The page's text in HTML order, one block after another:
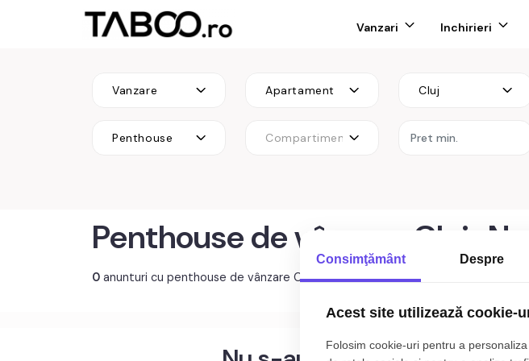
Vanzari Inchirieri
Vanzare Apartament Cluj
Penthouse Compartimentare
Penthouse de vânzare Cluj-
0 anunturi cu penthouse de vânzare Cluj-Napoca zona Aeroport
Consimţământ Despre
Acest site utilizează cookie-
Folosim cookie-uri pentru a